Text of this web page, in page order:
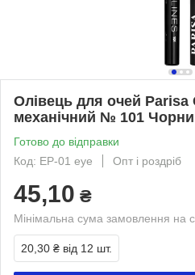
Олівець для очей Parisa
механічний № 101
Готово до відправки
Код: EP-01 eye
Опт і роздріб
45,10 ₴
Мінімальна сума замовлення на
20,30 ₴ від 12 шт.